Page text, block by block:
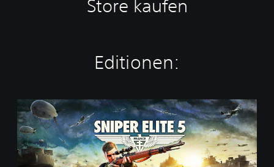
Store kaufen
Editionen:
t
a
n
d